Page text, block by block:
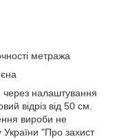
метража
через налаштування
відріз від 50 см.
вироби не
України "Про захист